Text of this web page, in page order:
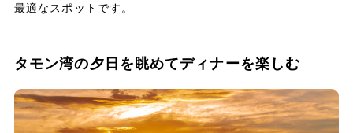
最適なスポットです。
タモン湾の夕日を眺めてディナーを楽しむ